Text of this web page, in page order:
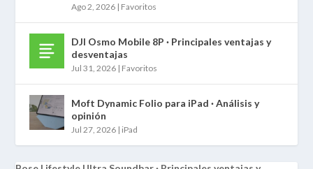
Ago 2, 2026 | Favoritos
DJI Osmo Mobile 8P · Principales ventajas y
desventajas
Jul 31, 2026 | Favoritos
Moft Dynamic Folio para iPad · Análisis y
opinión
Jul 27, 2026 | iPad